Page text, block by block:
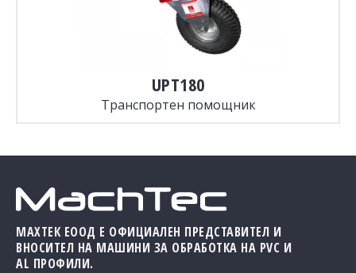
UPT180
Транспортен помощник
МАХТЕК ЕООД Е ОФИЦИАЛЕН ПРЕДСТАВИТЕЛ И
ВНОСИТЕЛ НА МАШИНИ ЗА ОБРАБОТКА НА PVC И
AL ПРОФИЛИ.